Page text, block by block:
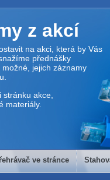
z akcí
na akci, která by Vás
přednášky
jejich záznamy
akce,
materiály.
stránce
ve stránce